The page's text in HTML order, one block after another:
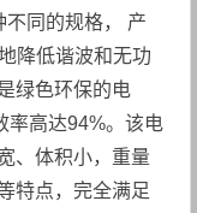
同的规格， 产
降低谐波和无功
绿色环保的电
率高达94%。该电
、体积小，重量
特点，完全满足